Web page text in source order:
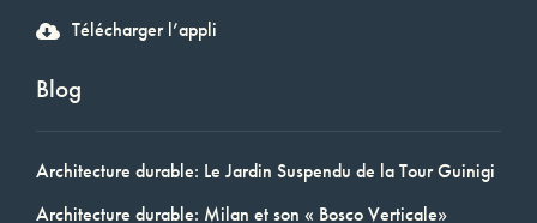
Télécharger l’appli
Blog
Architecture durable: Le Jardin Suspendu de la Tour Guinigi
Architecture durable: Milan et son « Bosco Verticale»